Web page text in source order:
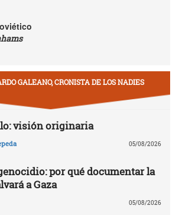
GALEANO, CRONISTA DE LOS NADIES
visión originaria
05/08/2026
por qué documentar la
a Gaza
05/08/2026